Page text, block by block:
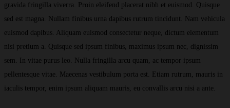
gravida fringilla viverra. Proin eleifend placerat nibh et euismod. Quisque
sed est magna. Nullam finibus urna dapibus rutrum tincidunt. Nam vehicula
euismod dapibus. Aliquam euismod consectetur neque, dictum elementum
nisi pretium a. Quisque sed ipsum finibus, maximus ipsum nec, dignissim
sem. In vitae purus leo. Nulla fringilla arcu quam, ac tempor ipsum
pellentesque vitae. Maecenas vestibulum porta est. Etiam rutrum, mauris in
iaculis tempor, enim ipsum aliquam mauris, eu convallis arcu nisi a ante.